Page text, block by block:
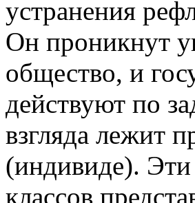
устранения
Он проникнут
общество, и
действуют по
взгляда лежит
(индивиде).
классов